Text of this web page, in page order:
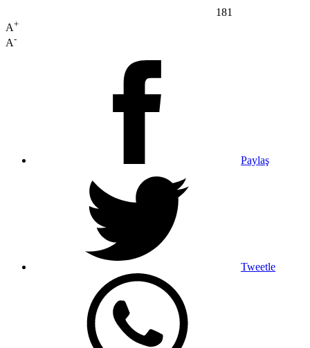
181
A+
A-
Paylaş
Tweetle